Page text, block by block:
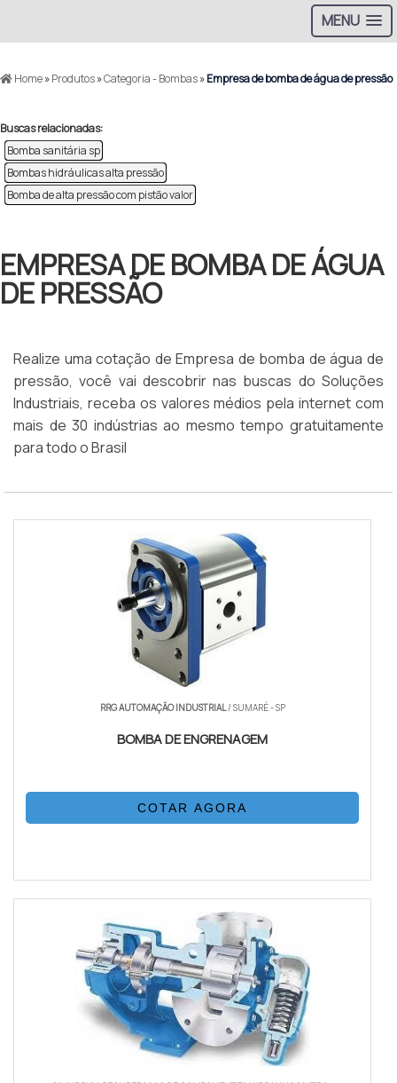
MENU
Home»Produtos»Categoria - Bombas»Empresa de bomba de água de pressão
Buscas relacionadas:
Bomba sanitária sp
Bombas hidráulicas alta pressão
Bomba de alta pressão com pistão valor
EMPRESA DE BOMBA DE ÁGUA
DE PRESSÃO
Realize uma cotação de Empresa de bomba de água de
pressão, você vai descobrir nas buscas do Soluções
Industriais, receba os valores médios pela internet com
mais de 30 indústrias ao mesmo tempo gratuitamente
para todo o Brasil
RRG AUTOMAÇÃO INDUSTRIAL/ SUMARÉ - SP
BOMBA DE ENGRENAGEM
COTAR AGORA